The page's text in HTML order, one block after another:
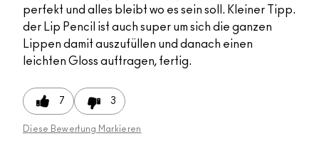
perfekt und alles bleibt wo es sein soll. Kleiner Tipp.
der Lip Pencil ist auch super um sich die ganzen
Lippen damit auszufüllen und danach einen
leichten Gloss auftragen, fertig.
7 3
Diese Bewertung Markieren